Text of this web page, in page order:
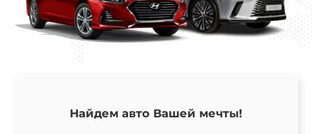
Найдем авто Вашей мечты!